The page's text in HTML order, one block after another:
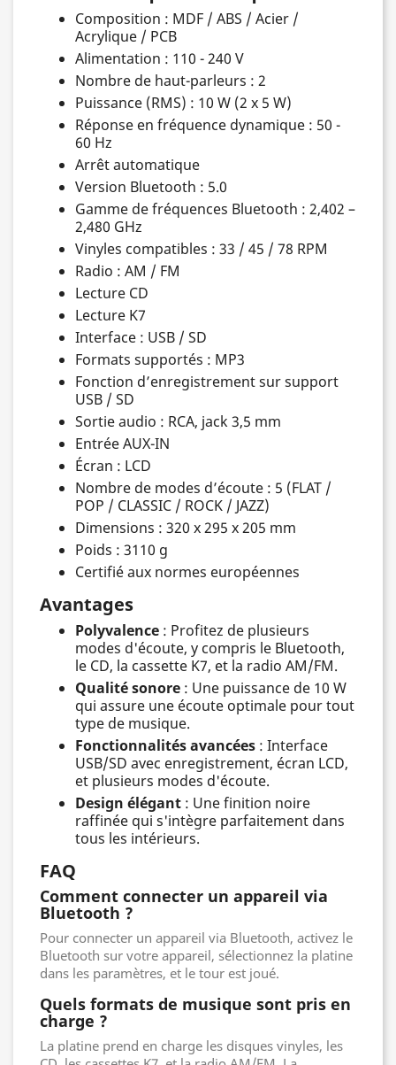
Composition : MDF / ABS / Acier /
Acrylique / PCB
Alimentation : 110 - 240 V
Nombre de haut-parleurs : 2
Puissance (RMS) : 10 W (2 x 5 W)
Réponse en fréquence dynamique : 50 -
60 Hz
Arrêt automatique
Version Bluetooth : 5.0
Gamme de fréquences Bluetooth : 2,402 –
2,480 GHz
Vinyles compatibles : 33 / 45 / 78 RPM
Radio : AM / FM
Lecture CD
Lecture K7
Interface : USB / SD
Formats supportés : MP3
Fonction d’enregistrement sur support
USB / SD
Sortie audio : RCA, jack 3,5 mm
Entrée AUX-IN
Écran : LCD
Nombre de modes d’écoute : 5 (FLAT /
POP / CLASSIC / ROCK / JAZZ)
Dimensions : 320 x 295 x 205 mm
Poids : 3110 g
Certifié aux normes européennes
Avantages
Polyvalence : Profitez de plusieurs
modes d'écoute, y compris le Bluetooth,
le CD, la cassette K7, et la radio AM/FM.
Qualité sonore : Une puissance de 10 W
qui assure une écoute optimale pour tout
type de musique.
Fonctionnalités avancées : Interface
USB/SD avec enregistrement, écran LCD,
et plusieurs modes d'écoute.
Design élégant : Une finition noire
raffinée qui s'intègre parfaitement dans
tous les intérieurs.
FAQ
Comment connecter un appareil via
Bluetooth ?
Pour connecter un appareil via Bluetooth, activez le
Bluetooth sur votre appareil, sélectionnez la platine
dans les paramètres, et le tour est joué.
Quels formats de musique sont pris en
charge ?
La platine prend en charge les disques vinyles, les